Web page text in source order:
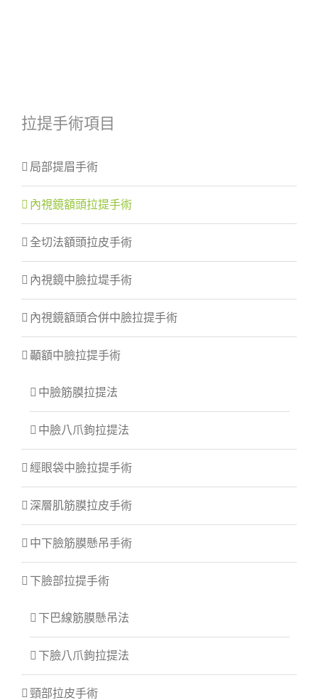
拉提手術項目
局部提眉手術
內視鏡額頭拉提手術
全切法額頭拉皮手術
內視鏡中臉拉堤手術
內視鏡額頭合併中臉拉提手術
顳額中臉拉提手術
中臉筋膜拉提法
中臉八爪鉤拉提法
經眼袋中臉拉提手術
深層肌筋膜拉皮手術
中下臉筋膜懸吊手術
下臉部拉提手術
下巴線筋膜懸吊法
下臉八爪鉤拉提法
頸部拉皮手術